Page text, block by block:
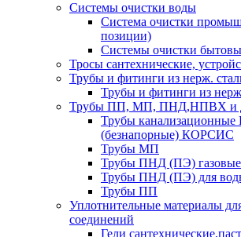
Системы очистки воды
Система очистки
позиции)
Системы очистки
Тросы сантехнические,
Трубы и фитинги из нерж.
Трубы и фитинги из
Трубы ПП, МП, ПНД,НПВХ и
Трубы
(безнапорные) КОРСИС
Трубы МП
Трубы ПНД (ПЭ) газовые
Трубы ПНД (ПЭ) для
Трубы ПП
Уплотнительные материалы
соединений
Гели